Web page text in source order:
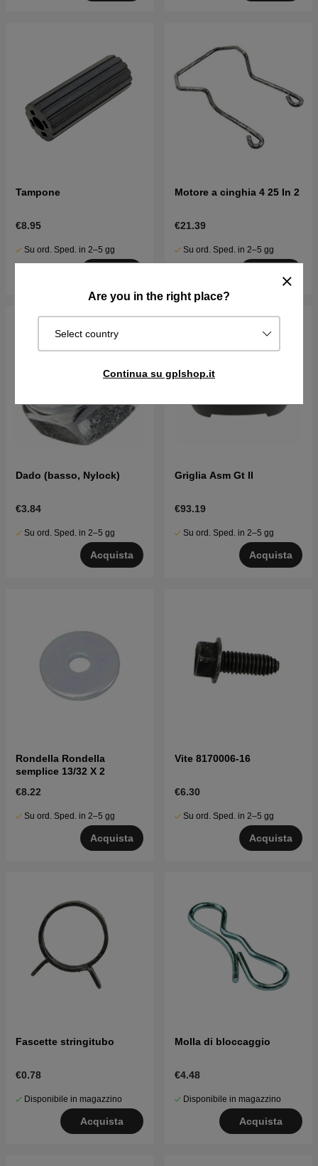
Are you in the right place?
Select country
Continua su gplshop.it
Tampone
€8.95
Su ord. Sped. in 2–5 gg
Motore a cinghia 4 25 In 2
€21.39
Su ord. Sped. in 2–5 gg
Dado (basso, Nylock)
€3.84
Su ord. Sped. in 2–5 gg
Acquista
Griglia Asm Gt II
€93.19
Su ord. Sped. in 2–5 gg
Acquista
Rondella Rondella
semplice 13/32 X 2
€8.22
Su ord. Sped. in 2–5 gg
Acquista
Vite 8170006-16
€6.30
Su ord. Sped. in 2–5 gg
Acquista
Fascette stringitubo
€0.78
Disponibile in magazzino
Acquista
Molla di bloccaggio
€4.48
Disponibile in magazzino
Acquista